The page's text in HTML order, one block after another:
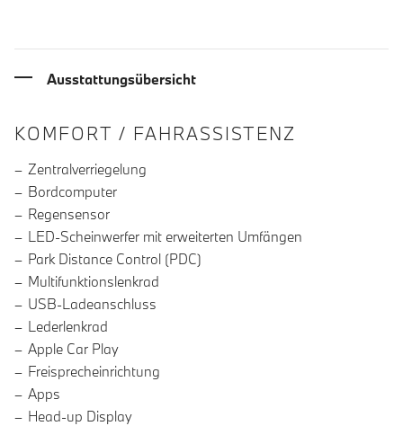
Ausstattungsübersicht
INFORMATIONEN ÜBER DIE
KOMFORT / FAHRASSISTENZ
Zentralverriegelung
Bordcomputer
Regensensor
LED-Scheinwerfer mit erweiterten Umfängen
Park Distance Control (PDC)
Multifunktionslenkrad
USB-Ladeanschluss
Lederlenkrad
Apple Car Play
Freisprecheinrichtung
Apps
Head-up Display